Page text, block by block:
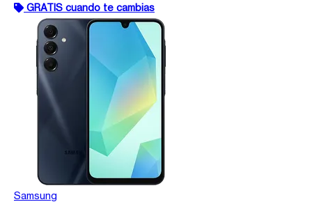
GRATIS cuando te cambias
Samsung